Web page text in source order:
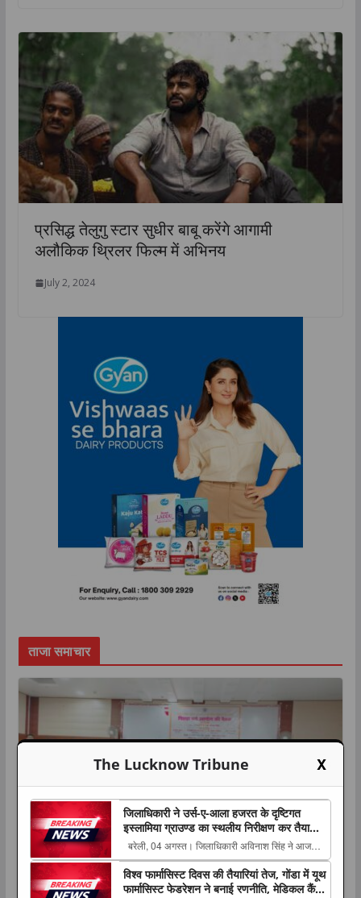
प्रसिद्ध तेलुगु स्टार सुधीर बाबू करेंगे आगामी
अलौकिक थ्रिलर फिल्म में अभिनय
July 2, 2024
ताजा समाचार
TOP NEWS उत्तर प्रदेश राज्य
The Lucknow Tribune X
जिलाधिकारी ने उर्स-ए-आला हजरत के दृष्टिगत
इस्लामिया ग्राउण्ड का स्थलीय निरीक्षण कर तैयारियों
एवं व्यवस्थाओं का लिया जायजा
बरेली, 04 अगस्त। जिलाधिकारी अविनाश सिंह ने आज
उर्स-ए-आला हजरत के दृष्टिगत इस्लामिया इण्टर कॉलेज
ग्राउण्ड का स्थलीय निरीक्षण The post जिलाधिकारी ने
विश्व फार्मासिस्ट दिवस की तैयारियां तेज, गोंडा में यूथ
फार्मासिस्ट फेडरेशन ने बनाई रणनीति, मेडिकल कैंप